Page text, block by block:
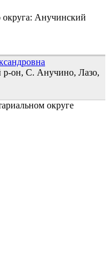
округа: Анучинский
он, С. Анучино, Лазо,
округе